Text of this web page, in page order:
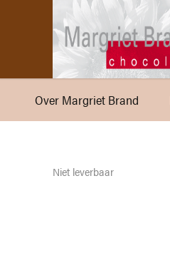
Over Margriet Brand
Niet leverbaar